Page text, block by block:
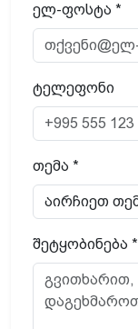
ელ-ფოსტა *
ტელეფონი
თემა *
შეტყობინება *